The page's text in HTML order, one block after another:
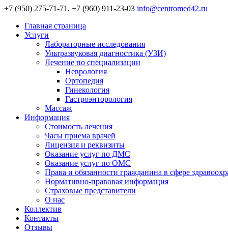
+7 (950) 275-71-71, +7 (960) 911-23-03 info@centromed42.ru
Главная страница
Услуги
Лабораторные исследования
Ультразвуковая диагностика (УЗИ)
Лечение по специализации
Неврология
Ортопедия
Гинекология
Гастроэнторология
Массаж
Информация
Стоимость лечения
Часы приема врачей
Лицензия и реквизиты
Оказание услуг по ДМС
Оказание услуг по ОМС
Права и обязанности гражданина в сфере
Нормативно-правовая информация
Страховые представители
О нас
Коллектив
Контакты
Отзывы